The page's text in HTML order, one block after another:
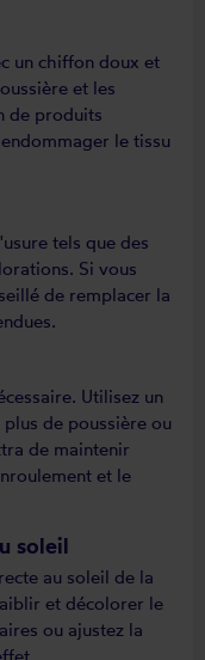
un chiffon doux et
et les
de produits
le tissu
tels que des
Si vous
de remplacer la
Utilisez un
de poussière ou
de maintenir
et le
soleil
au soleil de la
et décolorer le
ou ajustez la